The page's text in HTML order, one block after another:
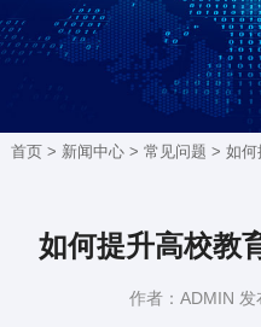
首页 > 新闻中心> 常见问题 > 如何
如何提升高校教
作者：ADMIN